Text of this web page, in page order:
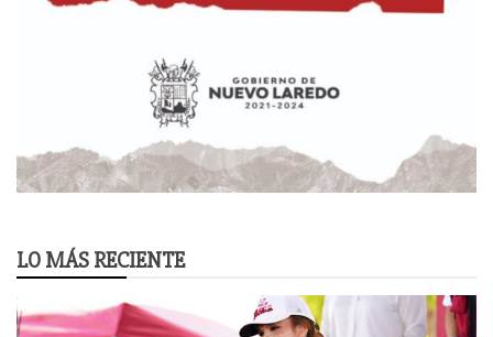
LO MÁS RECIENTE